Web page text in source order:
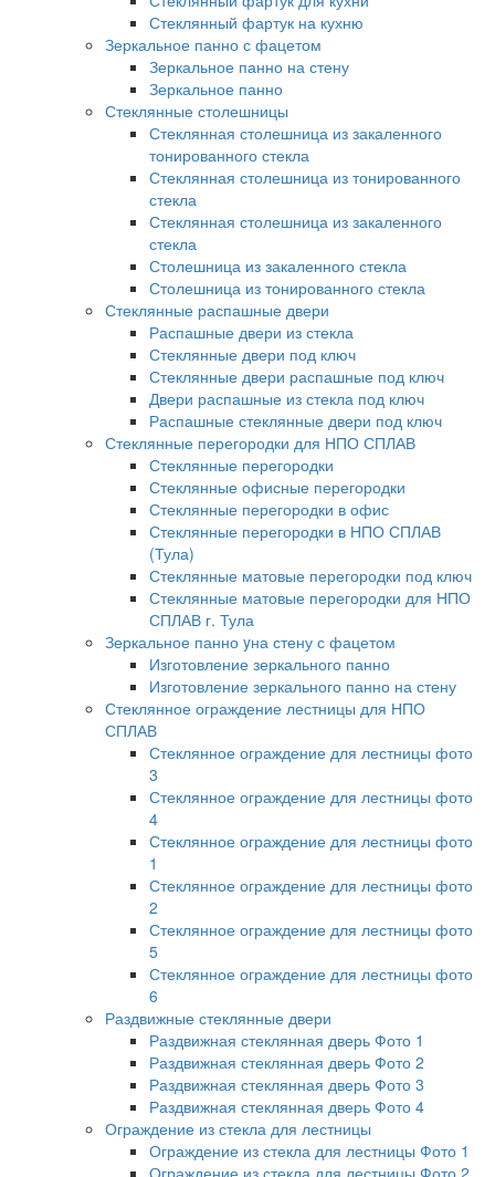
Стеклянный фартук на кухню
Зеркальное панно с фацетом
Зеркальное панно на стену
Зеркальное панно
Стеклянные столешницы
Стеклянная столешница из закаленного
тонированного стекла
Стеклянная столешница из тонированного
стекла
Стеклянная столешница из закаленного
стекла
Столешница из закаленного стекла
Столешница из тонированного стекла
Стеклянные распашные двери
Распашные двери из стекла
Стеклянные двери под ключ
Стеклянные двери распашные под ключ
Двери распашные из стекла под ключ
Распашные стеклянные двери под ключ
Стеклянные перегородки для НПО СПЛАВ
Стеклянные перегородки
Стеклянные офисные перегородки
Стеклянные перегородки в офис
Стеклянные перегородки в НПО СПЛАВ
(Тула)
Стеклянные матовые перегородки под ключ
Стеклянные матовые перегородки для НПО
СПЛАВ г. Тула
Зеркальное панно yна стену с фацетом
Изготовление зеркального панно
Изготовление зеркального панно на стену
Стеклянное ограждение лестницы для НПО
СПЛАВ
Стеклянное ограждение для лестницы фото
3
Стеклянное ограждение для лестницы фото
4
Стеклянное ограждение для лестницы фото
1
Стеклянное ограждение для лестницы фото
2
Стеклянное ограждение для лестницы фото
5
Стеклянное ограждение для лестницы фото
6
Раздвижные стеклянные двери
Раздвижная стеклянная дверь Фото 1
Раздвижная стеклянная дверь Фото 2
Раздвижная стеклянная дверь Фото 3
Раздвижная стеклянная дверь Фото 4
Ограждение из стекла для лестницы
Ограждение из стекла для лестницы Фото 1